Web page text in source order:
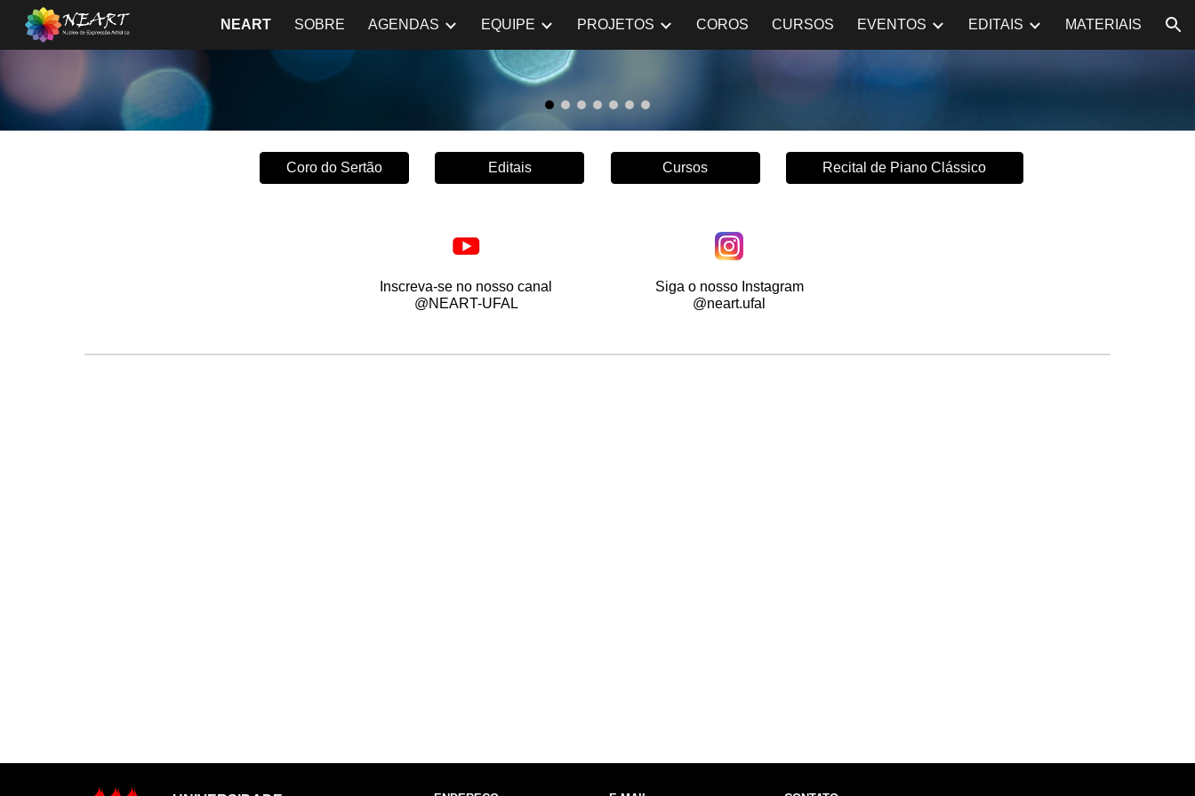
Skip to main content Skip to navigation
NEART SOBRE AGENDAS EQUIPE PROJETOS COROS CURSOS EVENTOS EDITAIS MATERIAIS
Coro do Sertão Editais Cursos Recital de Piano Clássico
Inscreva-se no nosso canal
@NEART-UFAL
Siga o nosso Instagram
@neart.ufal